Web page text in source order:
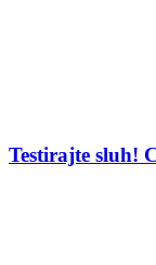
Testirajte sluh!